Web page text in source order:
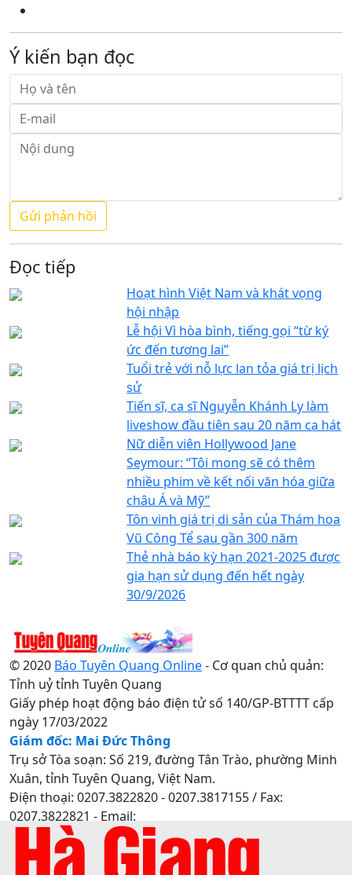
Ý kiến bạn đọc
Đọc tiếp
Hoạt hình Việt Nam và khát vọng
hội nhập
Lễ hội Vì hòa bình, tiếng gọi “từ ký
ức đến tương lai”
Tuổi trẻ với nỗ lực lan tỏa giá trị lịch
sử
Tiến sĩ, ca sĩ Nguyễn Khánh Ly làm
liveshow đầu tiên sau 20 năm ca hát
Nữ diễn viên Hollywood Jane
Seymour: “Tôi mong sẽ có thêm
nhiều phim về kết nối văn hóa giữa
châu Á và Mỹ”
Tôn vinh giá trị di sản của Thám hoa
Vũ Công Tể sau gần 300 năm
Thẻ nhà báo kỳ hạn 2021-2025 được
gia hạn sử dụng đến hết ngày
30/9/2026
© 2020 Báo Tuyên Quang Online- Cơ quan chủ quản:
Tỉnh uỷ tỉnh Tuyên Quang
Giấy phép hoạt động báo điện tử số 140/GP-BTTTT cấp
ngày 17/03/2022
Giám đốc: Mai Đức Thông
Trụ sở Tòa soạn: Số 219, đường Tân Trào, phường Minh
Xuân, tỉnh Tuyên Quang, Việt Nam.
Điện thoại: 0207.3822820 - 0207.3817155 / Fax:
0207.3822821 - Email:
baotuyenquang.com.vn@gmail.com